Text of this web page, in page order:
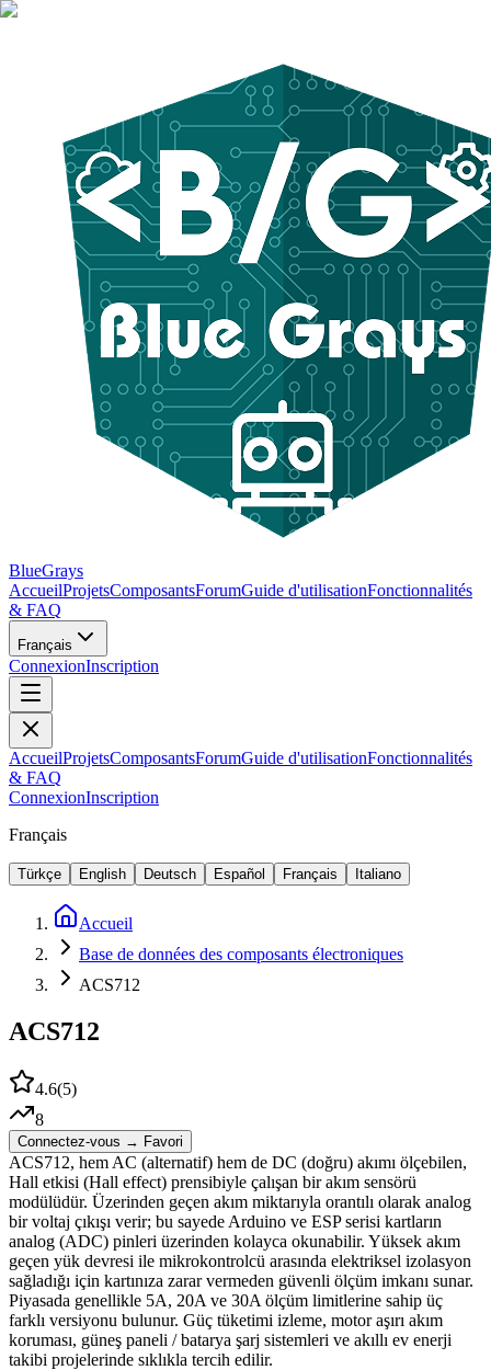
BlueGrays
AccueilProjetsComposantsForumGuide d'utilisationFonctionnalités
& FAQ
Français
ConnexionInscription
AccueilProjetsComposantsForumGuide d'utilisationFonctionnalités
& FAQ
ConnexionInscription
Français
Türkçe English Deutsch Español Français Italiano
Accueil
Base de données des composants électroniques
ACS712
ACS712
4.6(5)
8
Connectez-vous → Favori
ACS712, hem AC (alternatif) hem de DC (doğru) akımı ölçebilen,
Hall etkisi (Hall effect) prensibiyle çalışan bir akım sensörü
modülüdür. Üzerinden geçen akım miktarıyla orantılı olarak analog
bir voltaj çıkışı verir; bu sayede Arduino ve ESP serisi kartların
analog (ADC) pinleri üzerinden kolayca okunabilir. Yüksek akım
geçen yük devresi ile mikrokontrolcü arasında elektriksel izolasyon
sağladığı için kartınıza zarar vermeden güvenli ölçüm imkanı sunar.
Piyasada genellikle 5A, 20A ve 30A ölçüm limitlerine sahip üç
farklı versiyonu bulunur. Güç tüketimi izleme, motor aşırı akım
koruması, güneş paneli / batarya şarj sistemleri ve akıllı ev enerji
takibi projelerinde sıklıkla tercih edilir.